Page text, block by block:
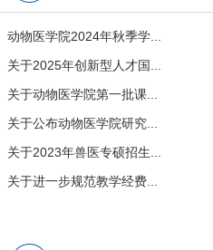
动物医学院2024年秋季学...
关于2025年创新型人才国...
关于动物医学院第一批课...
关于公布动物医学院研究...
关于2023年兽医专硕招生...
关于进一步规范教学经费...